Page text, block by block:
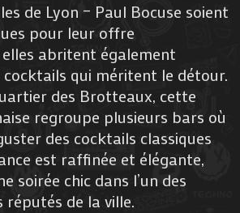
de Lyon – Paul Bocuse soient
pour leur offre
abritent également
cocktails qui méritent le détour.
des Brotteaux, cette
regroupe plusieurs bars où
des cocktails classiques
est raffinée et élégante,
soirée chic dans l’un des
réputés de la ville.